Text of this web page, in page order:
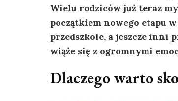
Wielu rodziców już teraz
początkiem nowego etapu
przedszkole, a jeszcze inni
wiąże się z ogromnymi
Dlaczego warto